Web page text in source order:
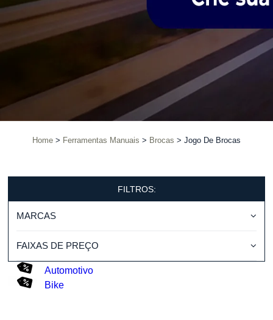
Home Ferramentas Manuais Brocas Jogo De Brocas
FILTROS:
MARCAS
FAIXAS DE PREÇO
Automotivo
Bike